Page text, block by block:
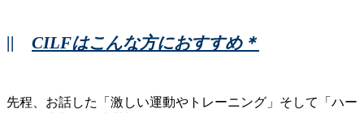
|| CILFはこんな方におすすめ＊
先程、お話した「激しい運動やトレーニング」そして「ハー